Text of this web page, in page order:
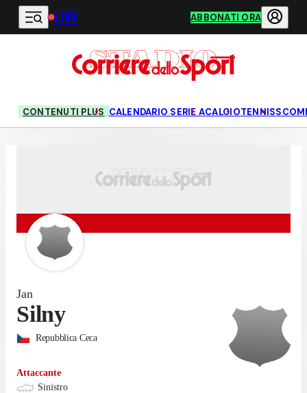
Vai al contenuto principale
LIVE ABBONATI ORA
CONTENUTI PLUS CALENDARIO SERIE ACALCIOTENNIS
Jan
Silny
Repubblica Ceca
Attaccante
Sinistro